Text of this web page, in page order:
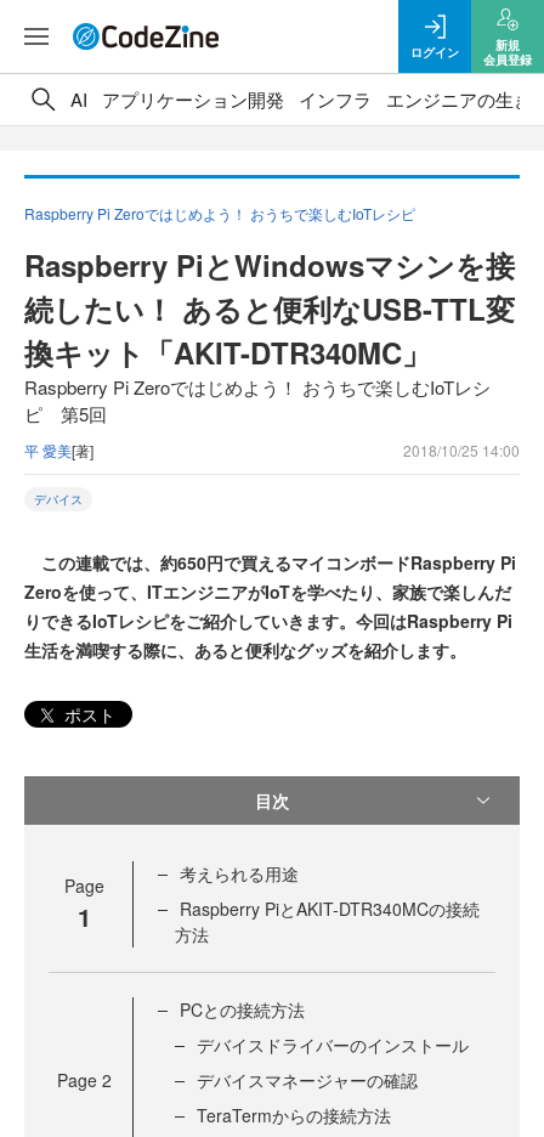
ログイン
新規
会員登録
AI アプリケーション開発 インフラ エンジニアの生き
Raspberry Pi Zeroではじめよう！ おうちで楽しむIoTレシピ
Raspberry PiとWindowsマシンを接
続したい！ あると便利なUSB-TTL変
換キット「AKIT-DTR340MC」
Raspberry Pi Zeroではじめよう！ おうちで楽しむIoTレシ
ピ 第5回
平 愛美[著] 2018/10/25 14:00
デバイス
この連載では、約650円で買えるマイコンボードRaspberry Pi
Zeroを使って、ITエンジニアがIoTを学べたり、家族で楽しんだ
りできるIoTレシピをご紹介していきます。今回はRaspberry Pi
生活を満喫する際に、あると便利なグッズを紹介します。
ポスト
目次
Page
1
考えられる用途
Raspberry PiとAKIT-DTR340MCの接続
方法
Page 2
PCとの接続方法
デバイスドライバーのインストール
デバイスマネージャーの確認
TeraTermからの接続方法